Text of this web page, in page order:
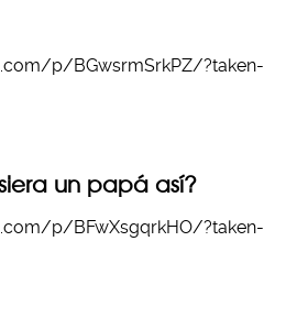
p/BGwsrmSrkPZ/?taken-
un papá así?
p/BFwXsgqrkHO/?taken-